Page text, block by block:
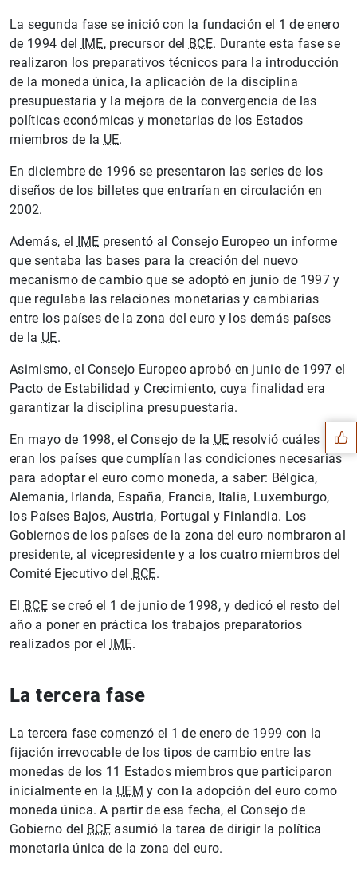
La segunda fase se inició con la fundación el 1 de enero
de 1994 del
IME, precursor del BCE. Durante esta fase se
realizaron los preparativos técnicos para la introducción
de la moneda única, la aplicación de la disciplina
presupuestaria y la mejora de la convergencia de las
políticas económicas y monetarias de los Estados
miembros de la UE.
En diciembre de 1996 se presentaron las series de los
diseños de los billetes que entrarían en circulación en
2002.
Además, el IME presentó al Consejo Europeo un informe
que sentaba las bases para la creación del nuevo
mecanismo de cambio que se adoptó en junio de 1997 y
que regulaba las relaciones monetarias y cambiarias
entre los países de la zona del euro y los demás países
de la UE.
Asimismo, el Consejo Europeo aprobó en junio de 1997 el
Pacto de Estabilidad y Crecimiento, cuya finalidad era
garantizar la disciplina presupuestaria.
En mayo de 1998, el Consejo de la UE resolvió cuáles
eran los países que cumplían las condiciones necesarias
para adoptar el euro como moneda, a saber: Bélgica,
Alemania, Irlanda, España, Francia, Italia, Luxemburgo,
los Países Bajos, Austria, Portugal y Finlandia. Los
Gobiernos de los países de la zona del euro nombraron al
presidente, al vicepresidente y a los cuatro miembros del
Comité Ejecutivo del BCE.
El BCEse creó el 1 de junio de 1998, y dedicó el resto del
año a poner en práctica los trabajos preparatorios
realizados por el
IME.
La tercera fase
La tercera fase comenzó el 1 de enero de 1999 con la
fijación irrevocable de los tipos de cambio entre las
monedas de los 11 Estados miembros que participaron
inicialmente en la UEM y con la adopción del euro como
moneda única. A partir de esa fecha, el Consejo de
Gobierno del BCE asumió la tarea de dirigir la política
monetaria única de la zona del euro.
Sugerencias